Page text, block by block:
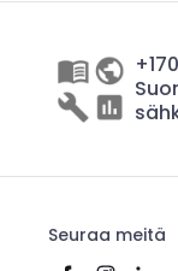
Seuraa meitä